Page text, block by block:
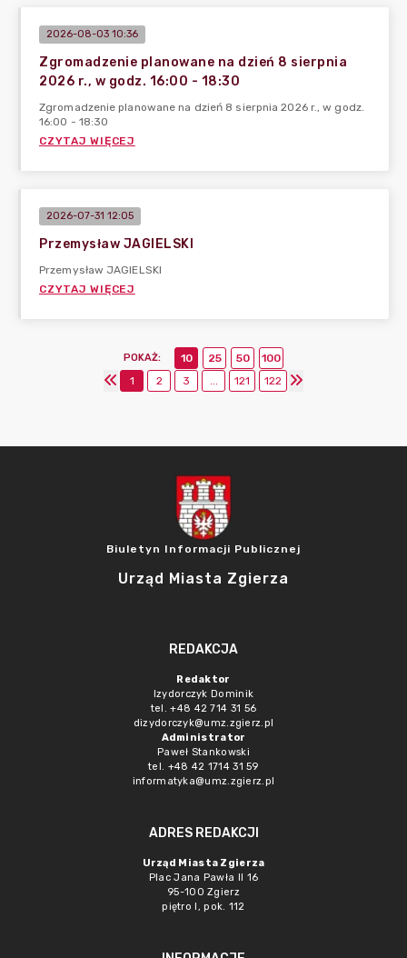
2026-08-03 10:36
Zgromadzenie planowane na dzień 8 sierpnia
2026 r., w godz. 16:00 - 18:30
Zgromadzenie planowane na dzień 8 sierpnia 2026 r., w godz.
16:00 - 18:30
CZYTAJ WIĘCEJ
2026-07-31 12:05
Przemysław JAGIELSKI
Przemysław JAGIELSKI
CZYTAJ WIĘCEJ
POKAŻ: 10 25 50
100
1
2 3 ... 121 122
Biuletyn Informacji Publicznej
Urząd Miasta Zgierza
REDAKCJA
Redaktor
Izydorczyk Dominik
tel. +48 42 714 31 56
dizydorczyk@umz.zgierz.pl
Administrator
Paweł Stankowski
tel. +48 42 1714 31 59
informatyka@umz.zgierz.pl
ADRES REDAKCJI
Urząd Miasta Zgierza
Plac Jana Pawła II 16
95-100 Zgierz
piętro I, pok. 112